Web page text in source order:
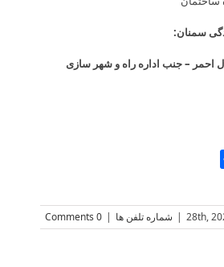
سمنان:
احمر – جنب اداره راه و شهر سازی
| شماره تلفن ها |
0 Comments